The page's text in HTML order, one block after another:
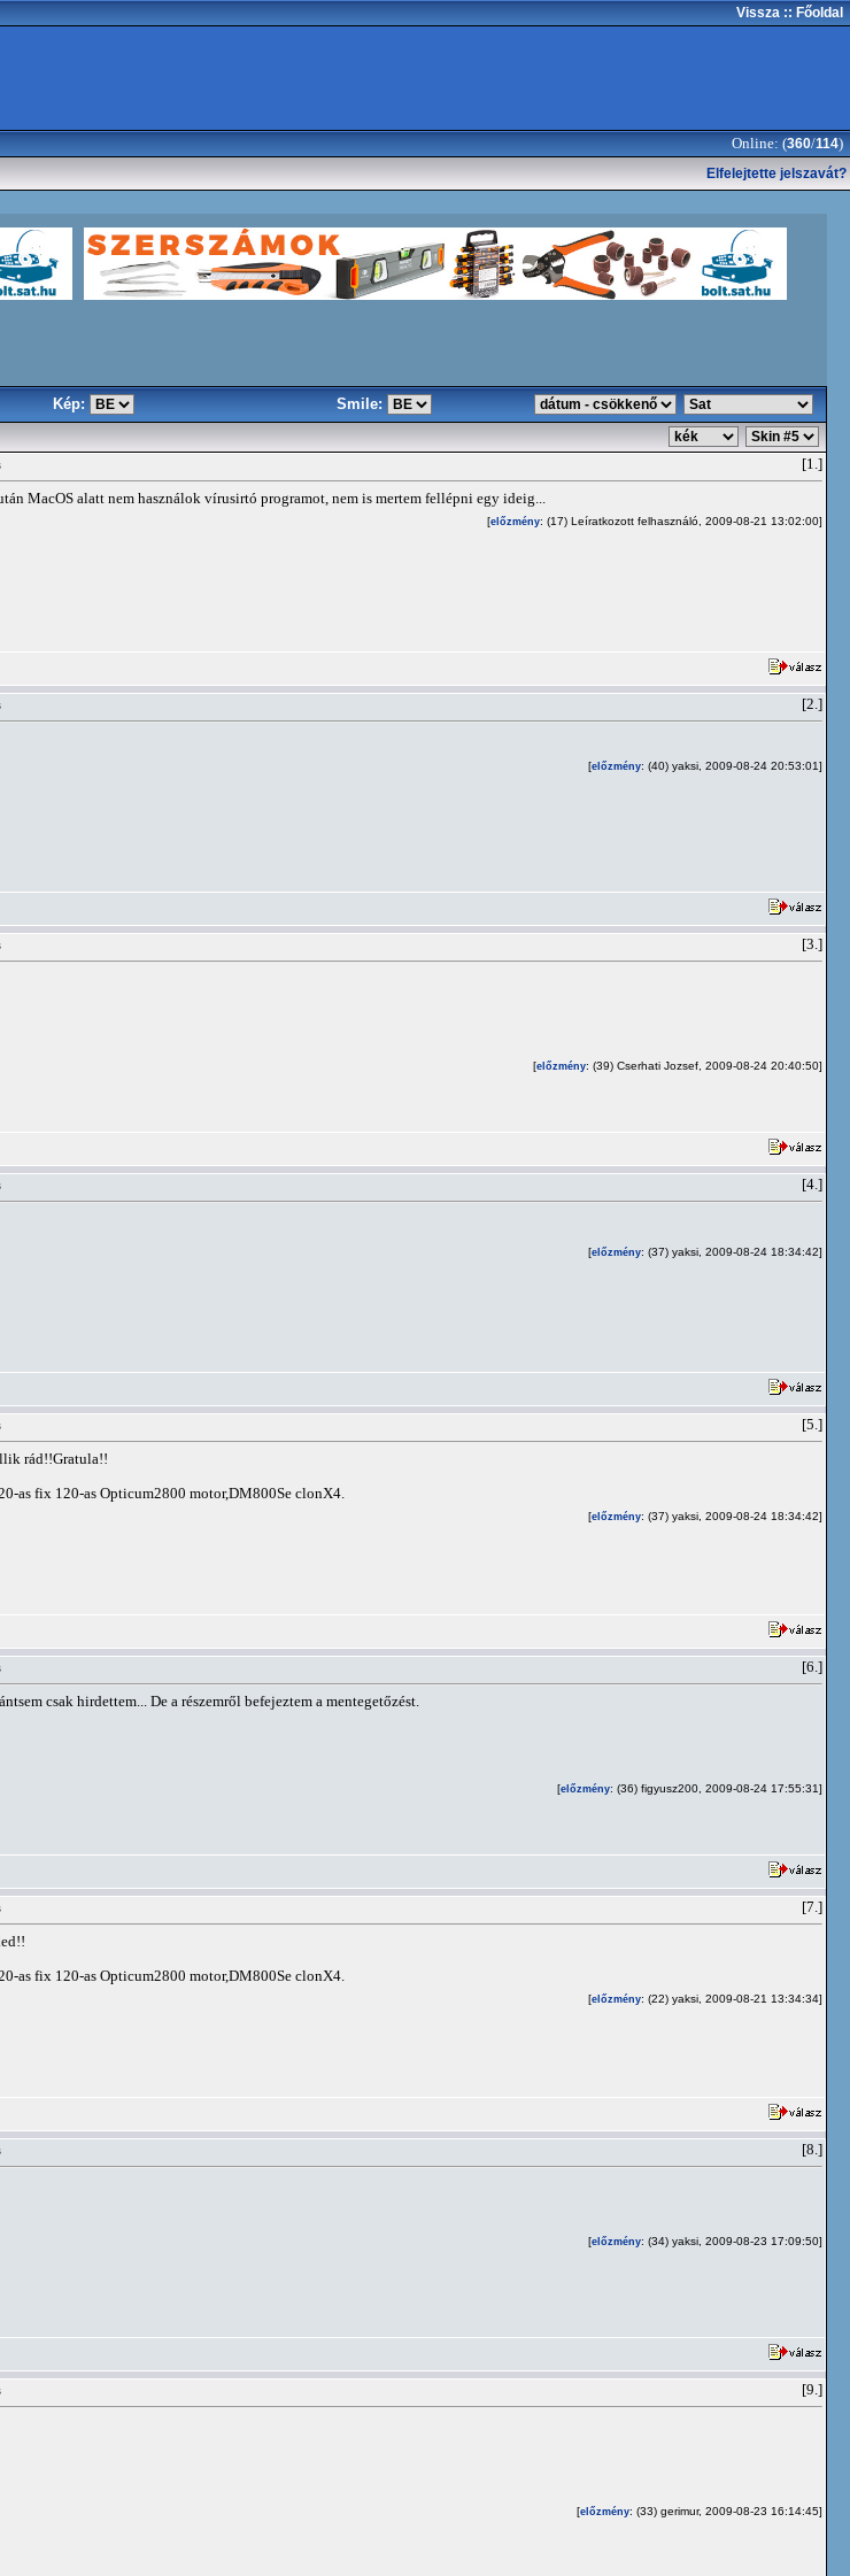
Vissza :: Főoldal
Online: (360/114)
Elfelejtette jelszavát?
Kép: Smile:
[1.]
MacOS alatt nem használok vírusirtó programot, nem is mertem fellépni egy ideig...
[előzmény: (17) Leíratkozott felhasználó, 2009-08-21 13:02:00]
[2.]
[előzmény: (40) yaksi, 2009-08-24 20:53:01]
[3.]
[előzmény: (39) Cserhati Jozsef, 2009-08-24 20:40:50]
[4.]
[előzmény: (37) yaksi, 2009-08-24 18:34:42]
[5.]
rád!!Gratula!!
as fix 120-as Opticum2800 motor,DM800Se clonX4.
[előzmény: (37) yaksi, 2009-08-24 18:34:42]
[6.]
csak hirdettem... De a részemről befejeztem a mentegetőzést.
[előzmény: (36) figyusz200, 2009-08-24 17:55:31]
[7.]
as fix 120-as Opticum2800 motor,DM800Se clonX4.
[előzmény: (22) yaksi, 2009-08-21 13:34:34]
[8.]
[előzmény: (34) yaksi, 2009-08-23 17:09:50]
[9.]
[előzmény: (33) gerimur, 2009-08-23 16:14:45]